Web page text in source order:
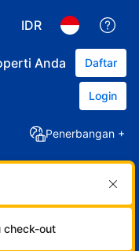
IDR
Anda Daftar
Login
Penerbangan +
check-out